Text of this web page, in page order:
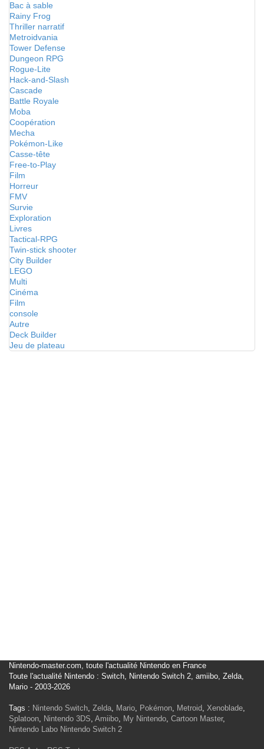
Bac à sable
Rainy Frog
Thriller narratif
Metroidvania
Tower Defense
Dungeon RPG
Rogue-Lite
Hack-and-Slash
Cascade
Battle Royale
Moba
Coopération
Mecha
Pokémon-Like
Casse-tête
Free-to-Play
Film
Horreur
FMV
Survie
Exploration
Livres
Tactical-RPG
Twin-stick shooter
City Builder
LEGO
Multi
Cinéma
Film
console
Autre
Deck Builder
Jeu de plateau
Nintendo-master.com, toute l'actualité Nintendo en France
Toute l'actualité Nintendo : Switch, Nintendo Switch 2, amiibo, Zelda,
Mario - 2003-2026
Tags : Nintendo Switch, Zelda, Mario, Pokémon, Metroid, Xenoblade,
Splatoon, Nintendo 3DS, Amiibo, My Nintendo, Cartoon Master,
Nintendo Labo Nintendo Switch 2